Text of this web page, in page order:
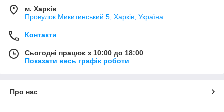
м. Харків
Провулок Микитинський 5, Харків, Україна
Контакти
Сьогодні працює з 10:00 до 18:00
Показати весь графік роботи
Про нас